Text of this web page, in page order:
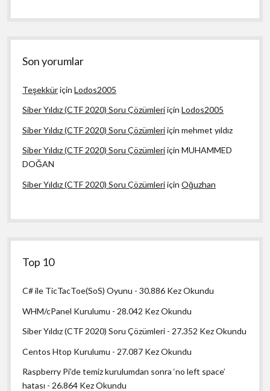
Son yorumlar
TeşekküriçinLodos2005
Siber Yıldız (CTF 2020) Soru ÇözümleriiçinLodos2005
Siber Yıldız (CTF 2020) Soru Çözümleriiçinmehmet yıldız
Siber Yıldız (CTF 2020) Soru ÇözümleriiçinMUHAMMED
DOĞAN
Siber Yıldız (CTF 2020) Soru ÇözümleriiçinOğuzhan
Top 10
C# ile TicTacToe(SoS) Oyunu - 30.886 Kez Okundu
WHM/cPanel Kurulumu - 28.042 Kez Okundu
Siber Yıldız (CTF 2020) Soru Çözümleri - 27.352 Kez Okundu
Centos Htop Kurulumu - 27.087 Kez Okundu
Raspberry Pi’de temiz kurulumdan sonra ‘no left space’
hatası - 26.864 Kez Okundu